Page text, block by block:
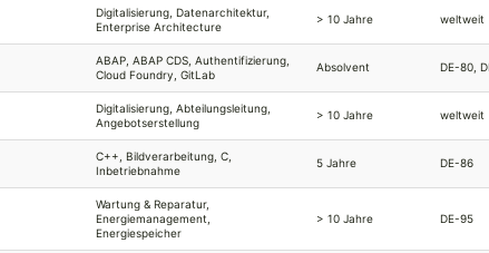
Digitalisierung, Datenarchitektur,
Enterprise Architecture
> 10 Jahre weltweit
ABAP, ABAP CDS, Authentifizierung,
Cloud Foundry, GitLab
Absolvent DE-80,
Digitalisierung, Abteilungsleitung,
Angebotserstellung
> 10 Jahre weltweit
C++, Bildverarbeitung, C,
Inbetriebnahme
5 Jahre DE-86
Wartung & Reparatur,
Energiemanagement,
Energiespeicher
> 10 Jahre DE-95